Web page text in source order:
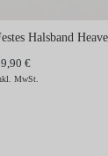
Halsband
€
MwSt.